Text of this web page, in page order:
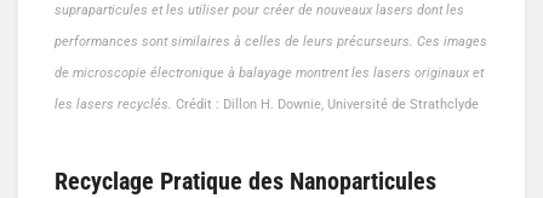
supraparticules et les utiliser pour créer de nouveaux lasers dont les
performances sont similaires à celles de leurs précurseurs. Ces images
de microscopie électronique à balayage montrent les lasers originaux et
les lasers recyclés. Crédit : Dillon H. Downie, Université de Strathclyde
Recyclage Pratique des Nanoparticules